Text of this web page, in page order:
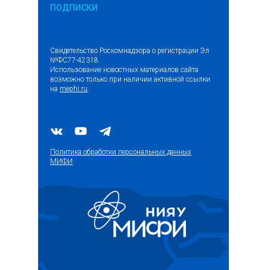
ПОДПИСКИ
Свидетельство Роскомнадзора о регистрации Эл
№ФС77-42318.
Использование новостных материалов сайта
возможно только при наличии активной ссылки
на mephi.ru.
Политика обработки персональных данных
МИФИ